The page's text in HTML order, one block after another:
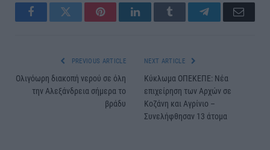
FacebookTwitter PinterestLinkedInTumblr TelegramEmail
PREVIOUS ARTICLE
Ολιγόωρη διακοπή νερού σε όλη
την Αλεξάνδρεια σήμερα το
βράδυ
NEXT ARTICLE
Kύκλωμα ΟΠΕΚΕΠΕ: Νέα
επιχείρηση των Αρχών σε
Κοζάνη και Αγρίνιο –
Συνελήφθησαν 13 άτομα